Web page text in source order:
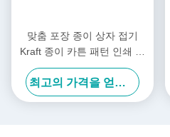
맞춤 포장 종이 상자 접기
Kraft 종이 카튼 패턴 인쇄 물
결 종이 상자
최고의 가격을 얻으십시오